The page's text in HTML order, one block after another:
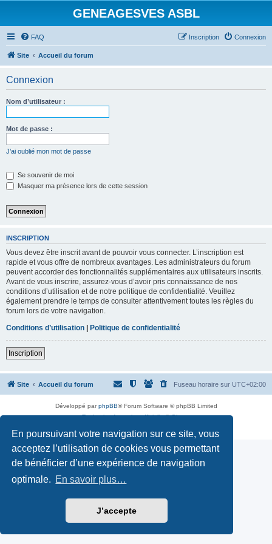
En poursuivant votre navigation sur ce site, vous
acceptez l’utilisation de cookies vous permettant
de bénéficier d’une expérience de navigation
optimale. En savoir plus…
J’accepte
GENEAGESVES ASBL
FAQ Connexion
Inscription
Site Accueil du forum
Connexion
Nom d’utilisateur :
Mot de passe :
J’ai oublié mon mot de passe
Se souvenir de moi
Masquer ma présence lors de cette session
INSCRIPTION
Vous devez être inscrit avant de pouvoir vous connecter. L’inscription est
rapide et vous offre de nombreux avantages. Les administrateurs du forum
peuvent accorder des fonctionnalités supplémentaires aux utilisateurs inscrits.
Avant de vous inscrire, assurez-vous d’avoir pris connaissance de nos
conditions d’utilisation et de notre politique de confidentialité. Veuillez
également prendre le temps de consulter attentivement toutes les règles du
forum lors de votre navigation.
Conditions d’utilisation | Politique de confidentialité
Inscription
Site Accueil du forum Fuseau horaire sur UTC+02:00
Développé parphpBB® Forum Software © phpBB Limited
Traduction française officielle©Qiaeru